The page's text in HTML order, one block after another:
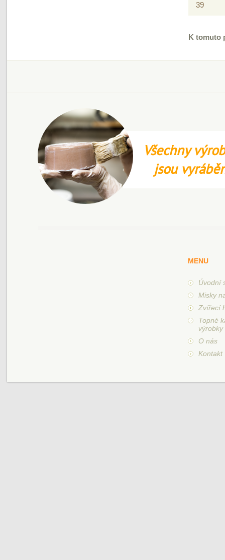
39
K tomuto
Všechny
jsou
MENU
Úvodní
Misky
Zvířecí
Topné
výrobky
O nás
Kontakt